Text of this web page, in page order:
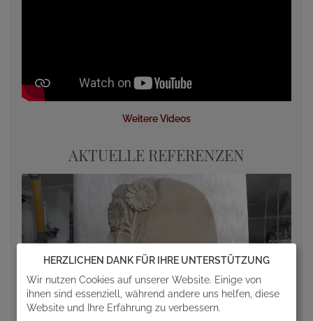
Weitere Videos
AKTUELLE REFERENZEN
HERZLICHEN DANK FÜR IHRE UNTERSTÜTZUNG
Wir nutzen Cookies auf unserer Website. Einige von
ihnen sind essenziell, während andere uns helfen, diese
Website und Ihre Erfahrung zu verbessern.